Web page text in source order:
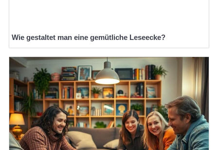
Wie gestaltet man eine gemütliche Leseecke?